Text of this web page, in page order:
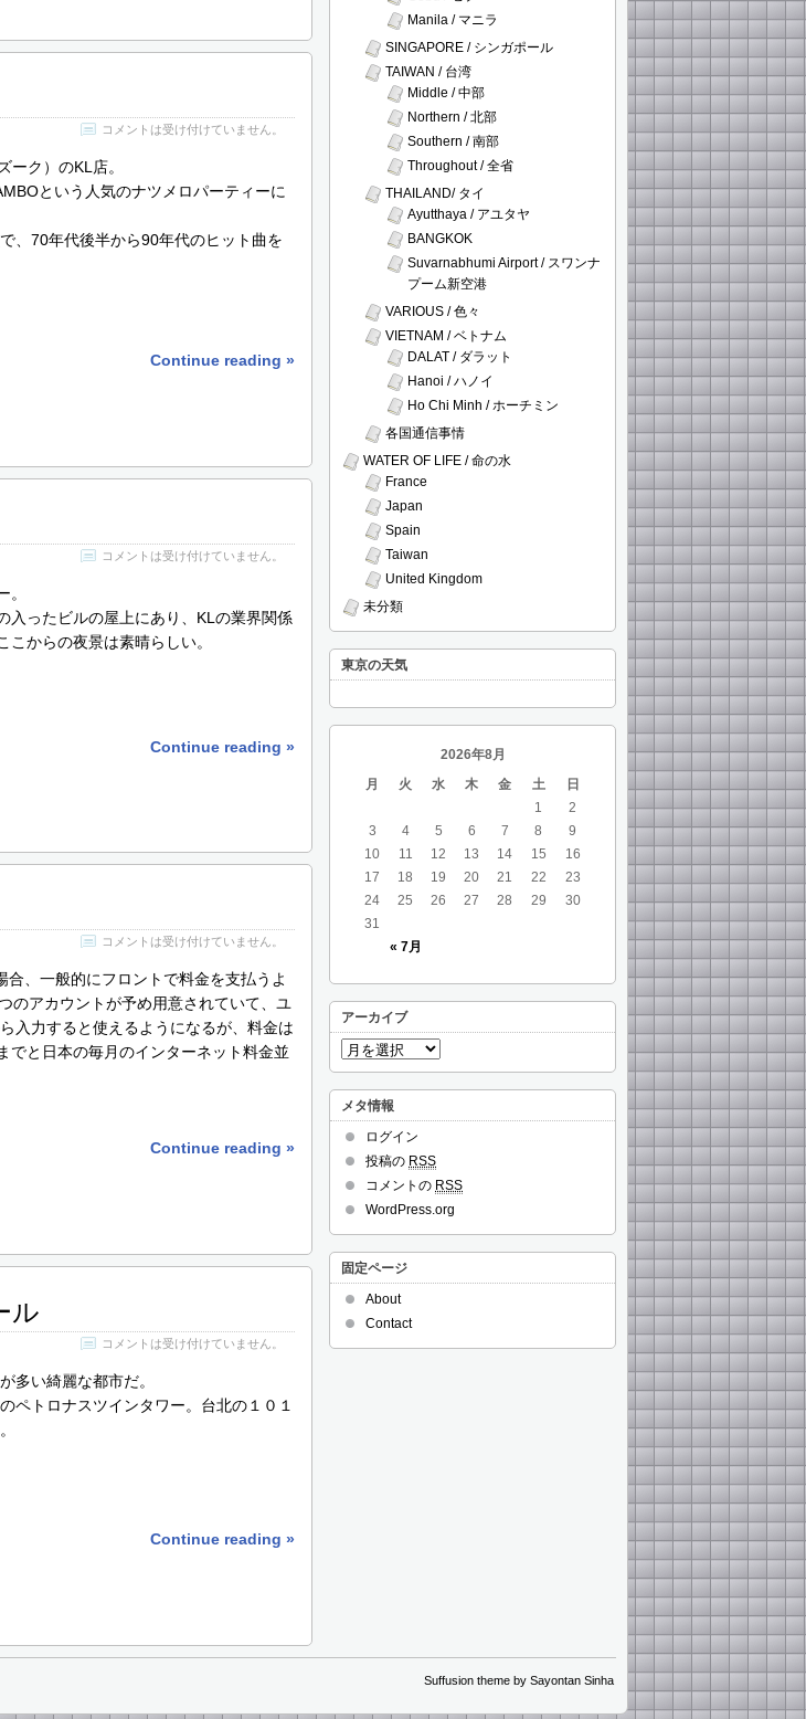
コメントは受け付けていません。
ーク）のKL店。
という人気のナツメロパーティーに
、70年代後半から90年代のヒット曲を
Continue reading »
コメントは受け付けていません。
。
入ったビルの屋上にあり、KLの業界関係
こからの夜景は素晴らしい。
Continue reading »
コメントは受け付けていません。
、一般的にフロントで料金を支払うよ
のアカウントが予め用意されていて、ユ
入力すると使えるようになるが、料金は
と日本の毎月のインターネット料金並
Continue reading »
ル
コメントは受け付けていません。
多い綺麗な都市だ。
ペトロナスツインタワー。台北の１０１
Continue reading »
Manila / マニラ
SINGAPORE / シンガポール
TAIWAN / 台湾
Middle / 中部
Northern / 北部
Southern / 南部
Throughout / 全省
THAILAND/ タイ
Ayutthaya / アユタヤ
BANGKOK
Suvarnabhumi Airport / スワンナ
プーム新空港
VARIOUS / 色々
VIETNAM / ベトナム
DALAT / ダラット
Hanoi / ハノイ
Ho Chi Minh / ホーチミン
各国通信事情
WATER OF LIFE / 命の水
France
Japan
Spain
Taiwan
United Kingdom
未分類
東京の天気
2026年8月
月
火 水 木 金 土 日
« 7月
1
2
3
4 5 6 7 8
9
10
11 12 13 14 15
16
17
18 19 20 21 22
23
24
25 26 27 28 29
30
31
アーカイブ
メタ情報
ログイン
投稿の RSS
コメントの RSS
WordPress.org
固定ページ
About
Contact
Suffusion theme by Sayontan Sinha